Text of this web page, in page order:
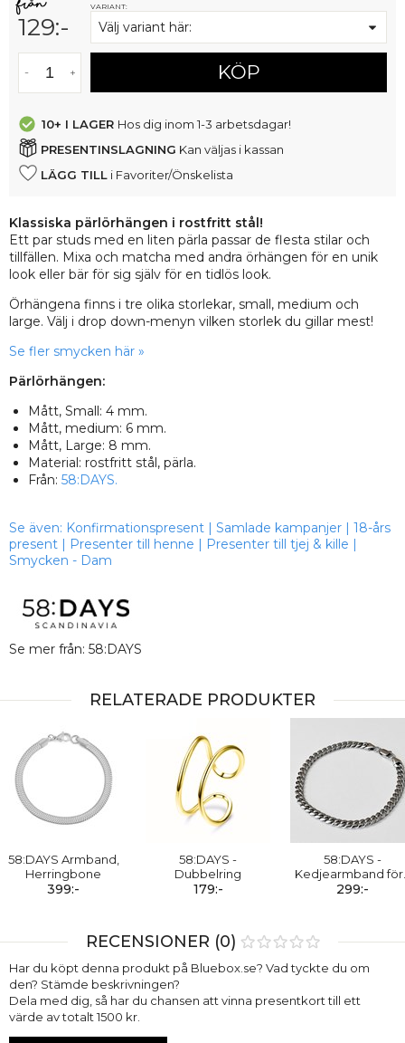
129:-
VARIANT:
Välj variant här:
KÖP
10+ I LAGER Hos dig inom 1-3 arbetsdagar!
PRESENTINSLAGNING Kan väljas i kassan
LÄGG TILL i Favoriter/Önskelista
Klassiska pärlörhängen i rostfritt stål!
Ett par studs med en liten pärla passar de flesta stilar och
tillfällen. Mixa och matcha med andra örhängen för en unik
look eller bär för sig själv för en tidlös look.
Örhängena finns i tre olika storlekar, small, medium och
large. Välj i drop down-menyn vilken storlek du gillar mest!
Se fler smycken här »
Pärlörhängen:
Mått, Small: 4 mm.
Mått, medium: 6 mm.
Mått, Large: 8 mm.
Material: rostfritt stål, pärla.
Från: 58:DAYS.
Se även: Konfirmationspresent | Samlade kampanjer | 18-års
present | Presenter till henne | Presenter till tjej & kille |
Smycken - Dam
Se mer från: 58:DAYS
RELATERADE PRODUKTER
58:DAYS Armband,
Herringbone
399:-
58:DAYS -
Dubbelring
179:-
58:DAYS -
Kedjearmband för
299:-
RECENSIONER (0)
Har du köpt denna produkt på Bluebox.se? Vad tyckte du om
den? Stämde beskrivningen?
Dela med dig, så har du chansen att vinna presentkort till ett
värde av totalt 1500 kr.